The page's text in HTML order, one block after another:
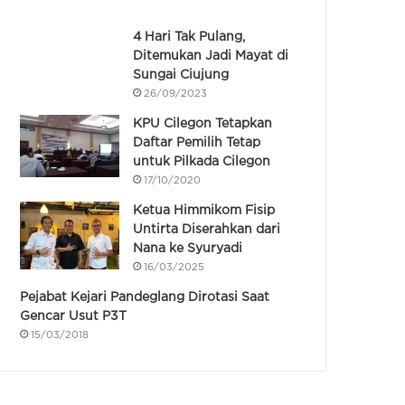
4 Hari Tak Pulang,
Ditemukan Jadi Mayat di
Sungai Ciujung
26/09/2023
KPU Cilegon Tetapkan
Daftar Pemilih Tetap
untuk Pilkada Cilegon
17/10/2020
Ketua Himmikom Fisip
Untirta Diserahkan dari
Nana ke Syuryadi
16/03/2025
Pejabat Kejari Pandeglang Dirotasi Saat
Gencar Usut P3T
15/03/2018